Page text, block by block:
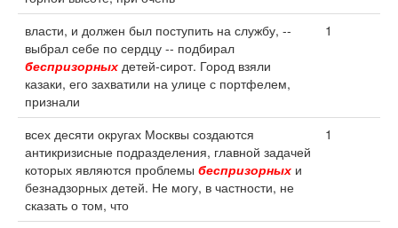
власти, и должен был поступить на службу, --
выбрал себе по сердцу -- подбирал
беспризорных детей-сирот. Город взяли
казаки, его захватили на улице с портфелем,
признали
1
всех десяти округах Москвы создаются
антикризисные подразделения, главной задачей
которых являются проблемы беспризорных и
безнадзорных детей. Не могу, в частности, не
сказать о том, что
1